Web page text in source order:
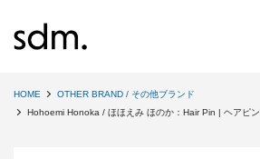
HOME
OTHER BRAND / その他ブランド
Hohoemi Honoka / ほほえみ ほのか：Hair Pin | ヘアピ